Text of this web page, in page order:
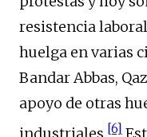
resistencia
huelga en varias
Bandar Abbas,
apoyo de otras
industriales.[6]